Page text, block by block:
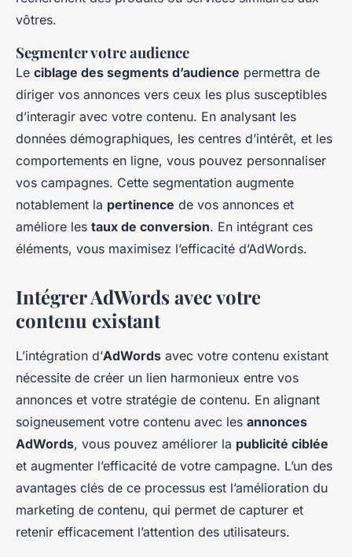
vôtres.
Segmenter votre audience
Le ciblage des segments d’audience permettra de
diriger vos annonces vers ceux les plus susceptibles
d’interagir avec votre contenu. En analysant les
données démographiques, les centres d’intérêt, et les
comportements en ligne, vous pouvez personnaliser
vos campagnes. Cette segmentation augmente
notablement la pertinence de vos annonces et
améliore les taux de conversion. En intégrant ces
éléments, vous maximisez l’efficacité d’AdWords.
Intégrer AdWords avec votre
contenu existant
L’intégration d’AdWords avec votre contenu existant
nécessite de créer un lien harmonieux entre vos
annonces et votre stratégie de contenu. En alignant
soigneusement votre contenu avec les annonces
AdWords, vous pouvez améliorer la publicité ciblée
et augmenter l’efficacité de votre campagne. L’un des
avantages clés de ce processus est l’amélioration du
marketing de contenu, qui permet de capturer et
retenir efficacement l’attention des utilisateurs.